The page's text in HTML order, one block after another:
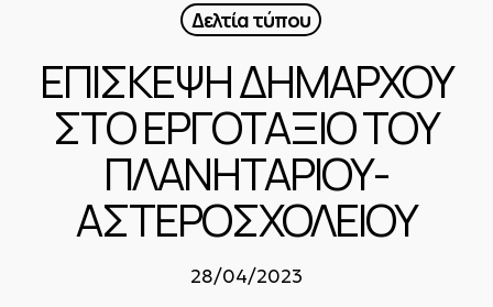
Δελτία τύπου
ΕΠΙΣΚΕΨΗ ΔΗΜΑΡΧΟΥ
ΣΤΟ ΕΡΓΟΤΑΞΙΟ ΤΟΥ
ΠΛΑΝΗΤΑΡΙΟΥ-
ΑΣΤΕΡΟΣΧΟΛΕΙΟΥ
28/04/2023